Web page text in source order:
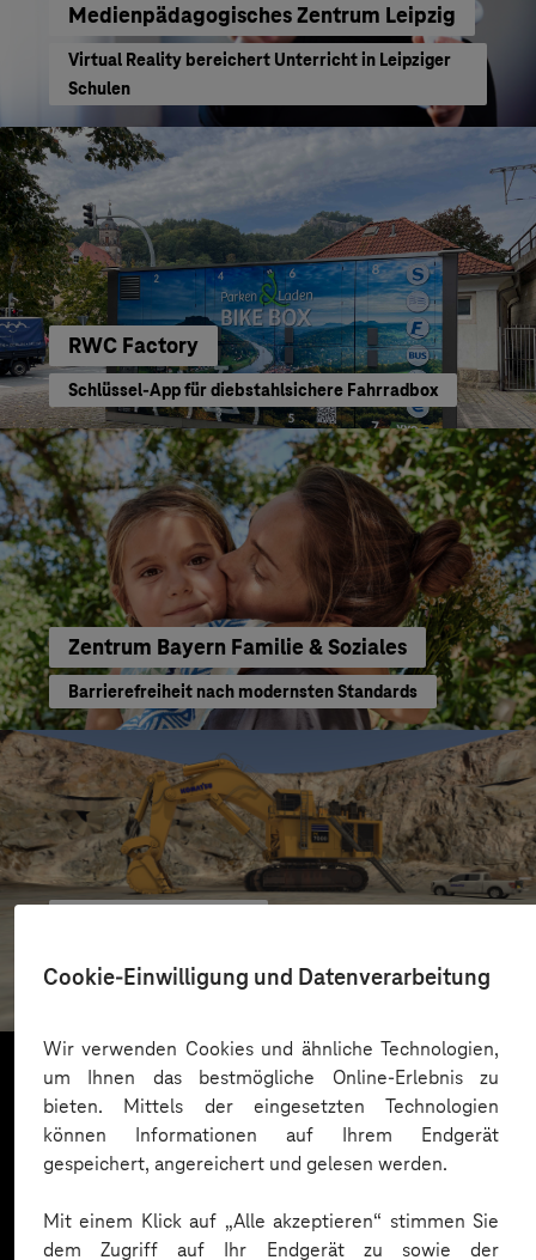
Cookie-Einwilligung und Datenverarbeitung
Wir verwenden Cookies und ähnliche Technologien,
um Ihnen das bestmögliche Online-Erlebnis zu
bieten. Mittels der eingesetzten Technologien
können Informationen auf Ihrem Endgerät
gespeichert, angereichert und gelesen werden.
Mit einem Klick auf „Alle akzeptieren“ stimmen Sie
dem Zugriff auf Ihr Endgerät zu sowie der
Medienpädagogisches Zentrum Leipzig
Virtual Reality bereichert Unterricht in Leipziger
Schulen
RWC Factory
Schlüssel-App für diebstahlsichere Fahrradbox
Zentrum Bayern Familie & Soziales
Barrierefreiheit nach modernsten Standards
Virtual Reality revolutioniert Training an Spezial-
Mehr laden